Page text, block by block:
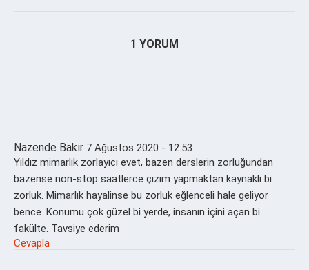
1 YORUM
Nazende Bakır 7 Ağustos 2020 - 12:53
Yıldız mimarlık zorlayıcı evet, bazen derslerin zorluğundan
bazense non-stop saatlerce çizim yapmaktan kaynakli bi
zorluk. Mimarlık hayalinse bu zorluk eğlenceli hale geliyor
bence. Konumu çok güzel bi yerde, insanın içini açan bi
fakülte. Tavsiye ederim
Cevapla